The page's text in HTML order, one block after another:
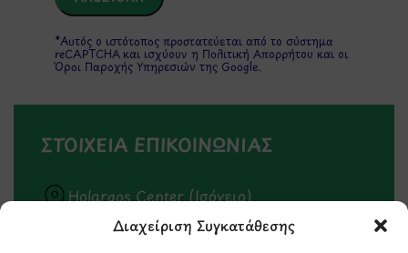
Διαχείριση Συγκατάθεσης
*Αυτός ο ιστότοπος προστατεύεται από το σύστημα
reCAPTCHA και ισχύουν η Πολιτική Απορρήτου και οι
Όροι Παροχής Υπηρεσιώντης Google.
ΣΤΟΙΧΕΙΑ ΕΠΙΚΟΙΝΩΝΙΑΣ
Holargos Center (Ισόγειο)
Λ.Περικλέους 56,
Χολαργός 15561